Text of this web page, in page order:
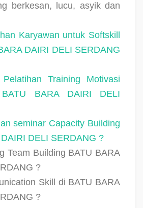
berkesan, lucu, asyik dan
Karyawan untuk Softskill
DAIRI DELI SERDANG
Pelatihan Training Motivasi
BARA DAIRI DELI
seminar Capacity Building
DELI SERDANG ?
Team Building BATU BARA
?
Skill di BATU BARA
?